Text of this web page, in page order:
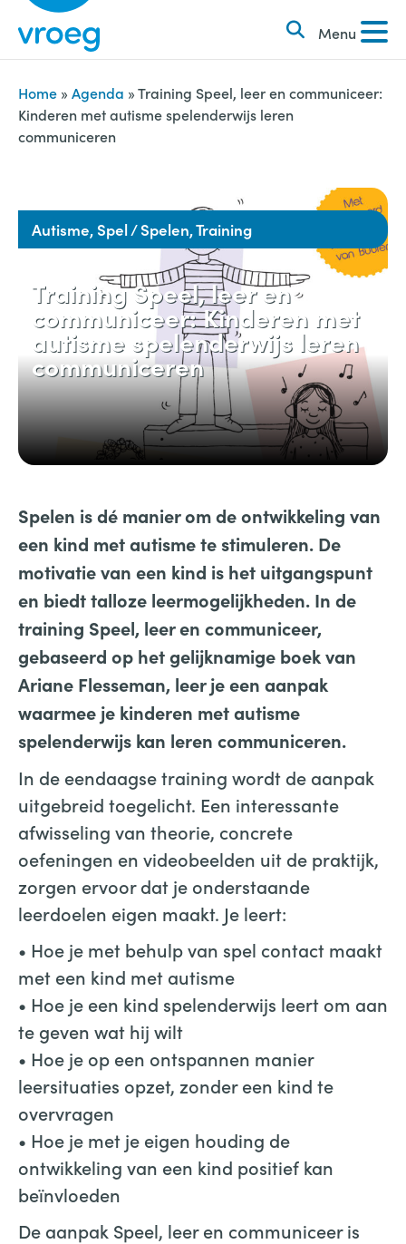
i
Menu
k
e
n
n
a
a
Home » Agenda »Training Speel, leer en communiceer:
Kinderen met autisme spelenderwijs leren
communiceren
Autisme, Spel / Spelen, Training
Training Speel, leer en
communiceer: Kinderen met
autisme spelenderwijs leren
communiceren
Spelen is dé manier om de ontwikkeling van
een kind met autisme te stimuleren. De
motivatie van een kind is het uitgangspunt
en biedt talloze leermogelijkheden. In de
training Speel, leer en communiceer,
gebaseerd op het gelijknamige boek van
Ariane Flesseman, leer je een aanpak
waarmee je kinderen met autisme
spelenderwijs kan leren communiceren.
In de eendaagse training wordt de aanpak
uitgebreid toegelicht. Een interessante
afwisseling van theorie, concrete
oefeningen en videobeelden uit de praktijk,
zorgen ervoor dat je onderstaande
leerdoelen eigen maakt. Je leert:
• Hoe je met behulp van spel contact maakt
met een kind met autisme
• Hoe je een kind spelenderwijs leert om aan
te geven wat hij wilt
• Hoe je op een ontspannen manier
leersituaties opzet, zonder een kind te
overvragen
• Hoe je met je eigen houding de
ontwikkeling van een kind positief kan
beïnvloeden
De aanpak Speel, leer en communiceer is